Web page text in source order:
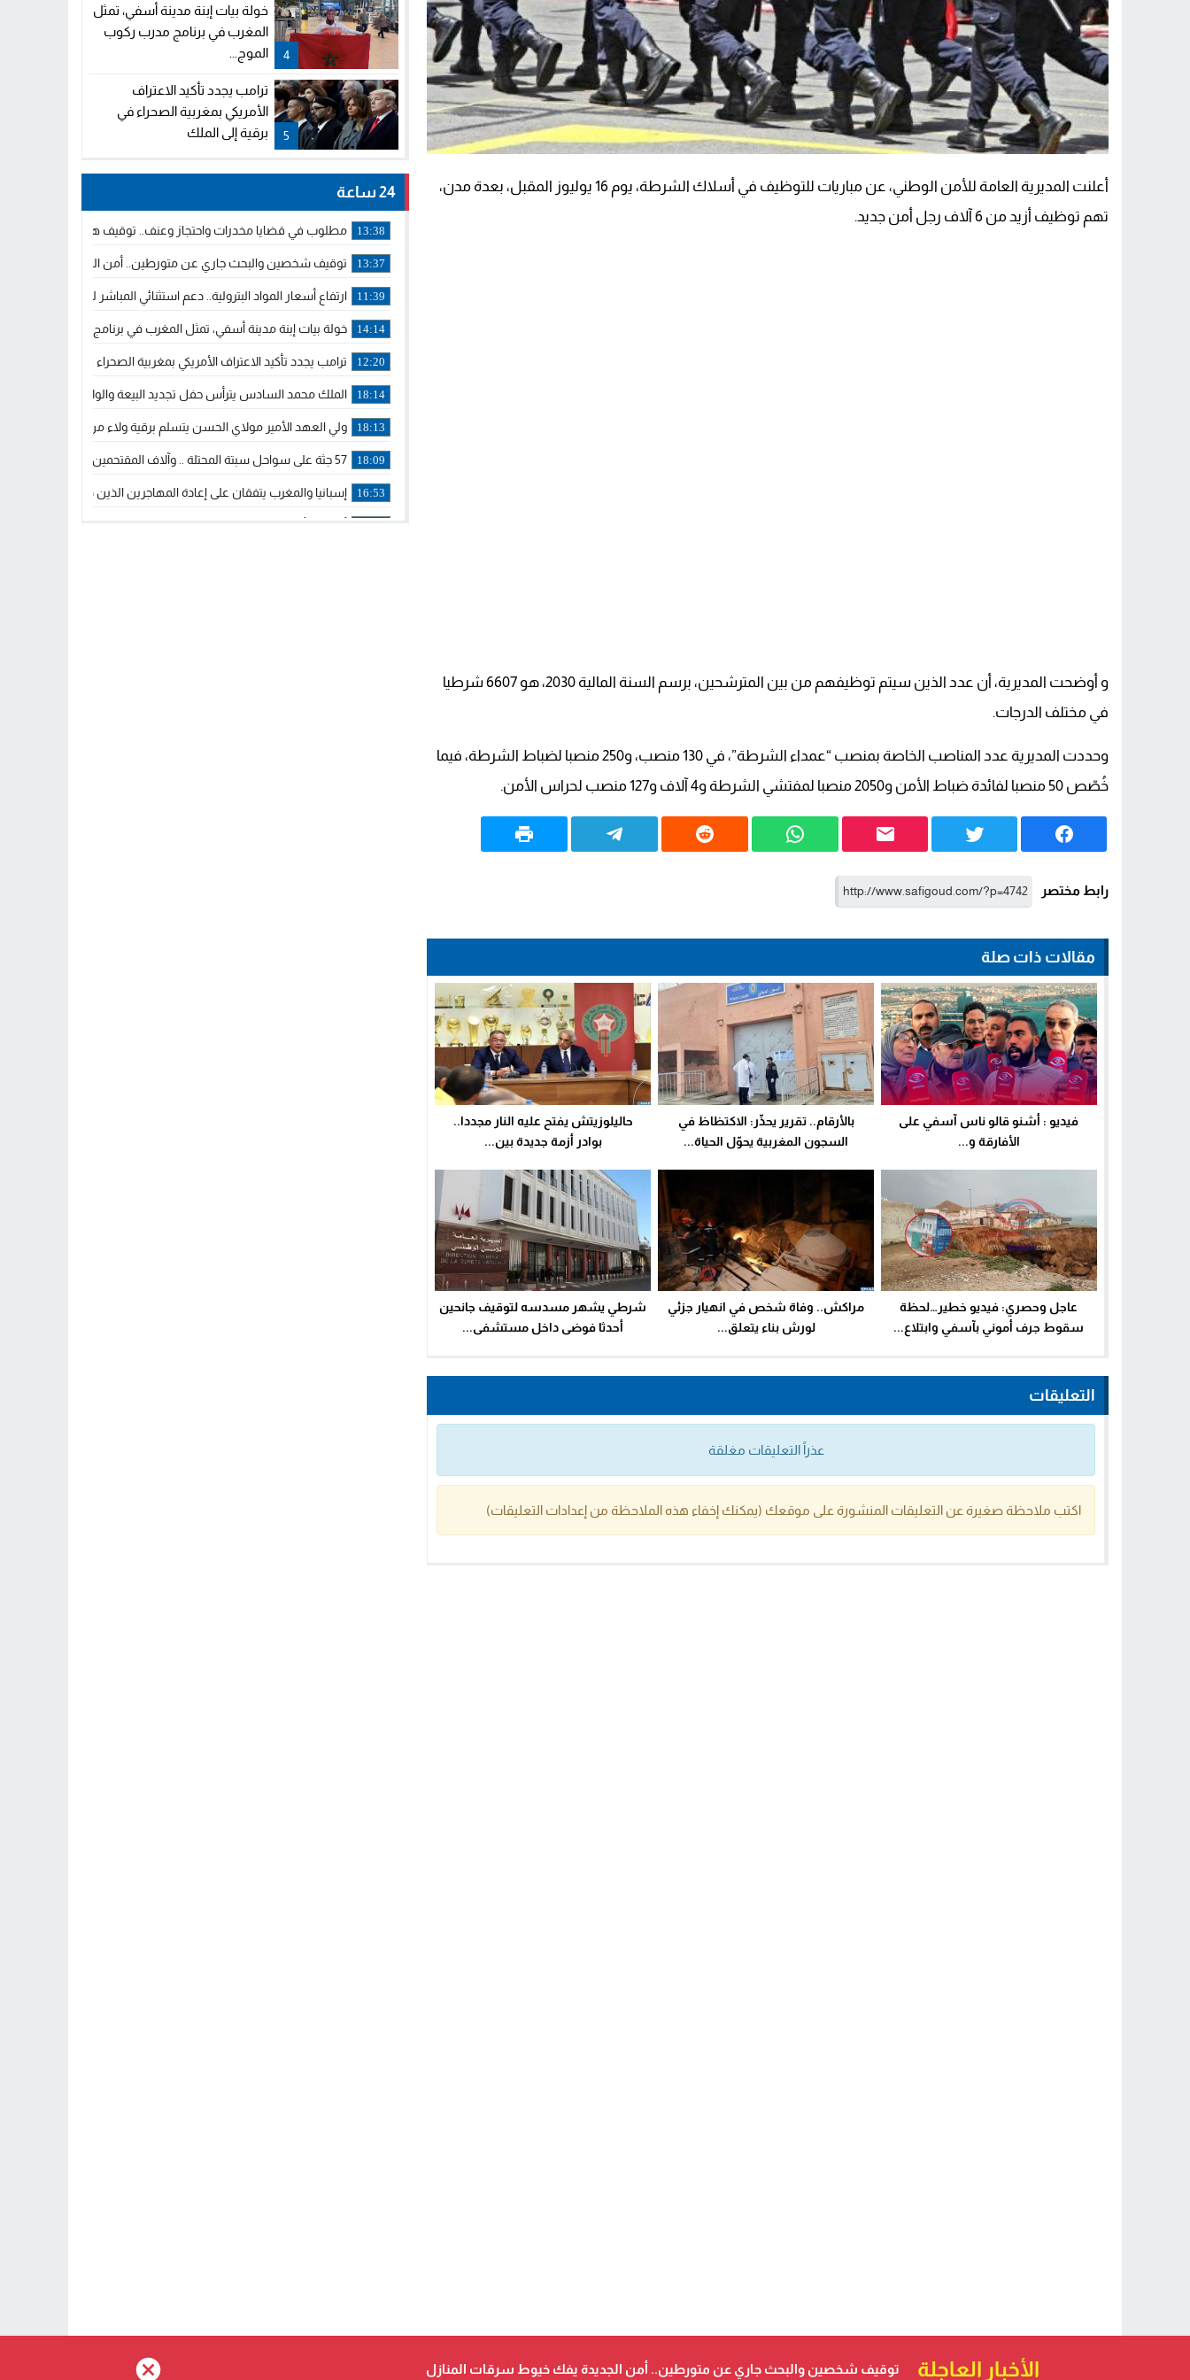
أعلنت المديرية العامة للأمن الوطني، عن مباريات للتوظيف في أسلاك الشرطة، يوم 16 يوليوز المقبل، بعدة مدن،
تهم توظيف أزيد من 6 آلاف رجل أمن جديد.
و أوضحت المديرية، أن عدد الذين سيتم توظيفهم من بين المترشحين، برسم السنة المالية 2030، هو 6607 شرطيا
في مختلف الدرجات.
وحددت المديرية عدد المناصب الخاصة بمنصب “عمداء الشرطة”، في 130 منصب، و250 منصبا لضباط الشرطة، فيما
خُصّص 50 منصبا لفائدة ضباط الأمن و2050 منصبا لمفتشي الشرطة و4 آلاف و127 منصب لحراس الأمن.
رابط مختصر
مقالات ذات صلة
فيديو : أشنو قالو ناس آسفي على
الأفارقة و...
بالأرقام.. تقرير يحذّر: الاكتظاظ في
السجون المغربية يحوّل الحياة...
حاليلوزيتش يفتح عليه النار مجددا..
بوادر أزمة جديدة بين...
عاجل وحصري: فيديو خطير…لحظة
سقوط جرف أموني بآسفي وابتلاع...
مراكش.. وفاة شخص في انهيار جزئي
لورش بناء يتعلق...
شرطي يشهر مسدسه لتوقيف جانحين
أحدثا فوضى داخل مستشفى...
التعليقات
عذراً التعليقات مغلقة
اكتب ملاحظة صغيرة عن التعليقات المنشورة على موقعك (يمكنك إخفاء هذه الملاحظة من إعدادات التعليقات)
4
خولة بيات إبنة مدينة أسفي، تمثل
المغرب في برنامج مدرب ركوب
الموج...
5
ترامب يجدد تأكيد الاعتراف
الأمريكي بمغربية الصحراء في
برقية إلى الملك
24 ساعة
13:38 مطلوب في قضايا مخدرات واحتجاز وعنف.. توقيف هولندي بوجدة ملاحق
13:37 توقيف شخصين والبحث جاري عن متورطين.. أمن الجديدة يفك خيوط
11:39 ارتفاع أسعار المواد البترولية.. دعم استثنائي المباشر لمهنيي النقل
14:14 خولة بيات إبنة مدينة أسفي، تمثل المغرب في برنامج مدرب ركوب
12:20 ترامب يجدد تأكيد الاعتراف الأمريكي بمغربية الصحراء في برقية إلى الملك
18:14 الملك محمد السادس يترأس حفل تجديد البيعة والولاء في قصر
18:13 ولي العهد الأمير مولاي الحسن يتسلم برقية ولاء من القوات المسلحة
18:09 57 جثة على سواحل سبتة المحتلة .. وآلاف المقتحمين يعودون إلى المغرب
16:53 إسبانيا والمغرب يتفقان على إعادة المهاجرين الذين دخلوا سبتة المحتلة
الأخبار العاجلة توقيف شخصين والبحث جاري عن متورطين.. أمن الجديدة يفك خيوط سرقات المنازل